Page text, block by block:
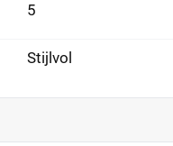
5
Stijlvol